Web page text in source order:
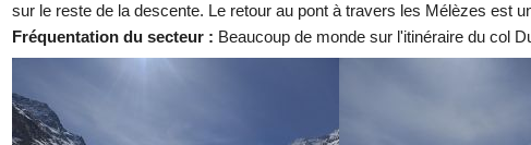
sur le reste de la descente. Le retour au pont à travers les Mélèzes est
Fréquentation du secteur : Beaucoup de monde sur l'itinéraire du col